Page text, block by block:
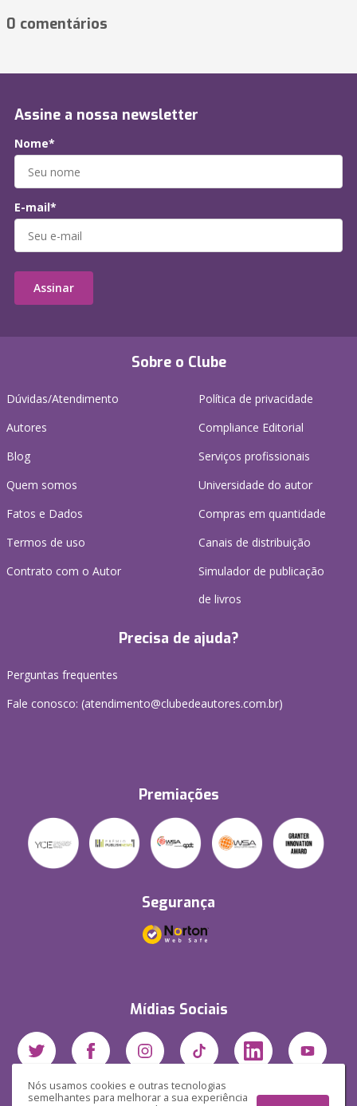
Nós usamos cookies e outras tecnologias
semelhantes para melhorar a sua experiência
0 comentários
Sobre o Clube
Dúvidas/Atendimento
Autores
Blog
Quem somos
Fatos e Dados
Termos de uso
Contrato com o Autor
Política de privacidade
Compliance Editorial
Serviços profissionais
Universidade do autor
Compras em quantidade
Canais de distribuição
Simulador de publicação
de livros
Precisa de ajuda?
Perguntas frequentes
Fale conosco: (atendimento@clubedeautores.com.br)
Premiações
Segurança
Mídias Sociais
Assine a nossa newsletter
Nome*
E-mail*
Assinar